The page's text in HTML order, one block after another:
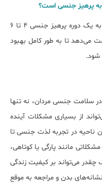
به پرهیز جنسی است؟
پس از جراحی فرنولوپلاستی، معمولاً نیاز به یک دوره پرهیز جنسی ۴ تا ۶
می‌دهد تا به طور کامل بهبود
شود.
سلامت جنسی مردان، نه تنها
از بسیاری مشکلات آینده
ناحیه در تجربه لذت جنسی تا
مانند پارگی یا کوتاهی،
می‌تواند بر کیفیت زندگی
بدن و مراجعه به موقع